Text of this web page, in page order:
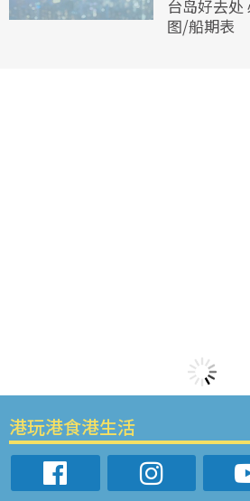
台岛好去处
图/船期表
港玩港食港生活